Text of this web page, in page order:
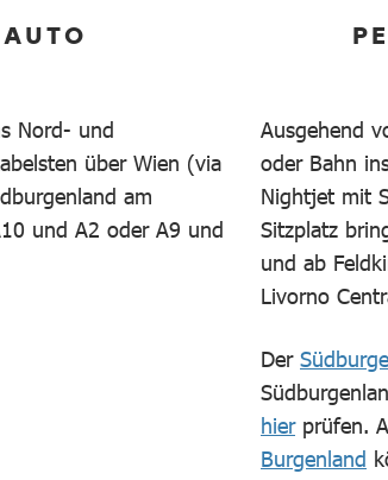
Nord- und
über Wien (via
am
und A2 oder A9 und
Ausgehend
oder Bahn
Nightjet mit
Sitzplatz
und ab
Livorno
Der
hierprüfen.
Burgenland